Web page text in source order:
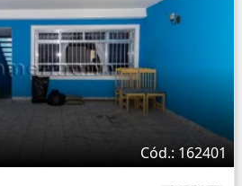
Cód.: 162401